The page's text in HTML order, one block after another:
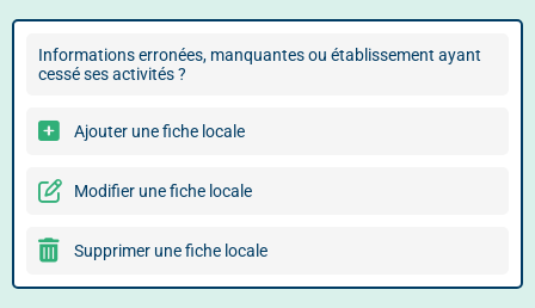
Informations erronées, manquantes ou établissement ayant
cessé ses activités ?
Ajouter une fiche locale
Modifier une fiche locale
Supprimer une fiche locale